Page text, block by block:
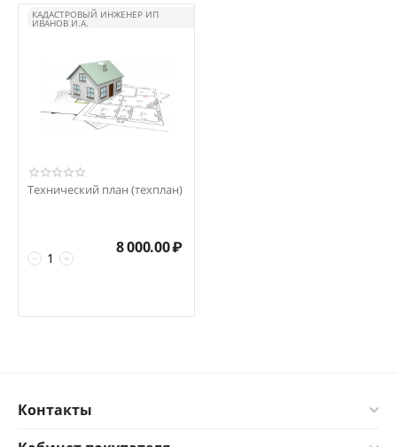
КАДАСТРОВЫЙ ИНЖЕНЕР ИП
ИВАНОВ И.А.
Технический план (техплан)
+
−
8 000.00₽
Контакты